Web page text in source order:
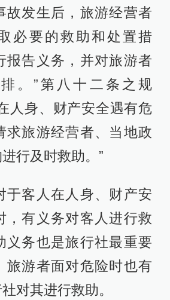
故发生后，旅游经营者
必要的救助和处置措
报告义务，并对旅游者
。”第八十二条之规
人身、财产安全遇有危
求旅游经营者、当地政
行及时救助。”
于客人在人身、财产安
，有义务对客人进行救
义务也是旅行社最重要
旅游者面对危险时也有
对其进行救助。